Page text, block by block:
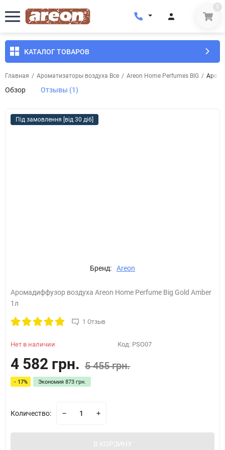
0
КАТАЛОГ ТОВАРОВ
Главная / Ароматизаторы воздуха Все / Areon Home Perfumes BIG /
Обзор Отзывы (1)
Під замовлення [від 30 діб]
Бренд: Areon
Аромадиффузор воздуха Areon Home Perfume Big Gold Amber
1л
1 Отзыв
Нет в наличии Код: PSO07
4 582 грн. 5 455 грн.
- 17% Экономия 873 грн.
Количество:
В КОРЗИНУ